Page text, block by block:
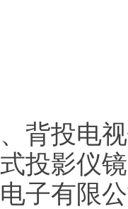
背投电
投影仪
子有限